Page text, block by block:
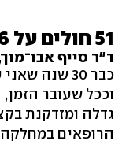
51 חולים על 36 מיטות
ד"ר סייף
כבר 30 שנה
וככל שעובר
גדלה ומזדקנת
הרופאים במחלקה לא השתנה